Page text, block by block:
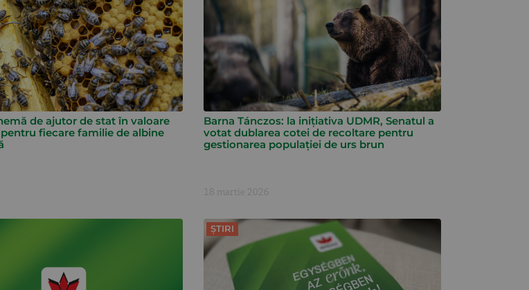
de ajutor de stat în valoare
pentru fiecare familie de albine
Barna Tánczos: la inițiativa UDMR, Senatul a
votat dublarea cotei de recoltare pentru
gestionarea populației de urs brun
18 martie 2026
ȘTIRI